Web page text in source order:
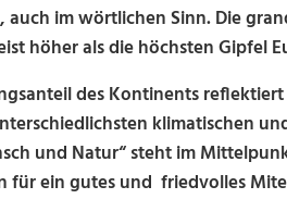
im wörtlichen Sinn. Die
höher als die höchsten Gipfel
des Kontinents
klimatischen
und Natur“ steht im
für ein gutes und friedvolles